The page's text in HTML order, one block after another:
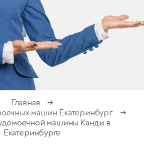
Главная
→
машин Екатеринбург
→
машины Канди в
Екатеринбурге